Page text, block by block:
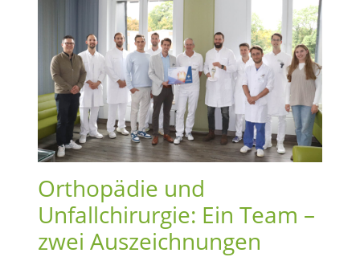
Orthopädie und
Unfallchirurgie: Ein Team –
zwei Auszeichnungen